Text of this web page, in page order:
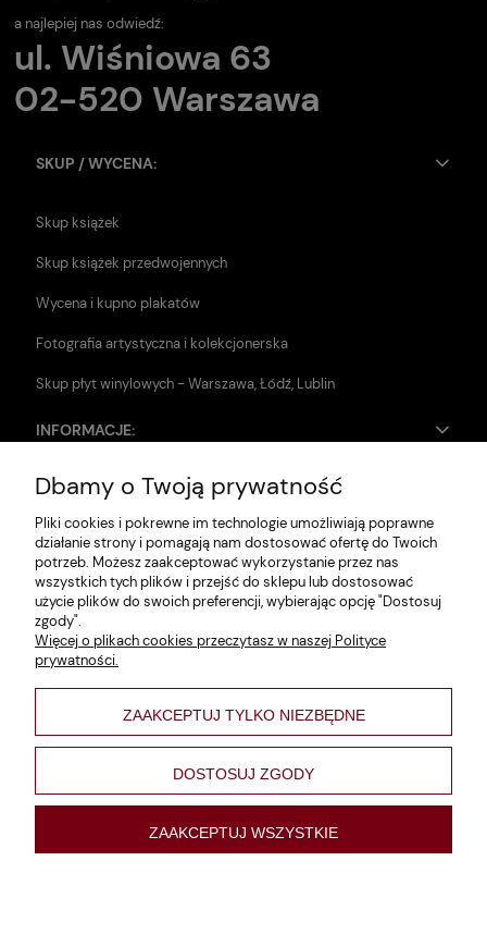
a najlepiej nas odwiedź:
ul. Wiśniowa 63
02-520 Warszawa
SKUP / WYCENA:
Skup książek
Skup książek przedwojennych
Wycena i kupno plakatów
Fotografia artystyczna i kolekcjonerska
Skup płyt winylowych - Warszawa, Łódź, Lublin
INFORMACJE:
Zwroty i reklamacje
Dane firmy
Jak szukać?
Polityka prywatności
Regulamin
Poltyka cookies
varsaviana
Nowości
Dbamy o Twoją prywatność
Pliki cookies i pokrewne im technologie umożliwiają poprawne
działanie strony i pomagają nam dostosować ofertę do Twoich
potrzeb. Możesz zaakceptować wykorzystanie przez nas
wszystkich tych plików i przejść do sklepu lub dostosować
użycie plików do swoich preferencji, wybierając opcję "Dostosuj
zgody".
Więcej o plikach cookies przeczytasz w naszej Polityce
prywatności.
ZAAKCEPTUJ TYLKO NIEZBĘDNE
DOSTOSUJ ZGODY
ZAAKCEPTUJ WSZYSTKIE